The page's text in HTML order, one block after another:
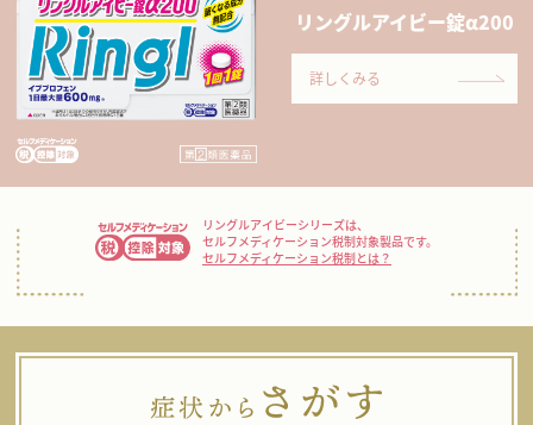
リングルアイビー錠α200
詳しくみる
リングルアイビーシリーズは、
セルフメディケーション税制対象製品です。
セルフメディケーション税制とは？